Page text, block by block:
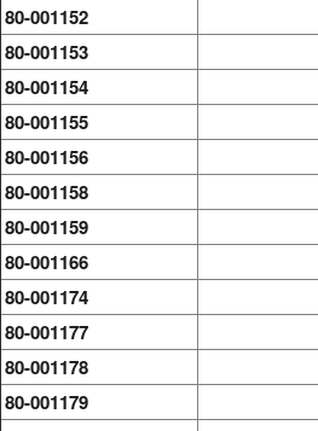
80-001152
80-001153
80-001154
80-001155
80-001156
80-001158
80-001159
80-001166
80-001174
80-001177
80-001178
80-001179